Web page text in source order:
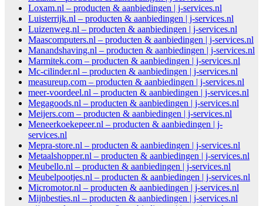
Loxam.nl – producten & aanbiedingen | j-services.nl
Luisterrijk.nl – producten & aanbiedingen | j-services.nl
Luizenweg.nl – producten & aanbiedingen | j-services.nl
Maascomputers.nl – producten & aanbiedingen | j-services.nl
Manandshaving.nl – producten & aanbiedingen | j-services.nl
Marmitek.com – producten & aanbiedingen | j-services.nl
Mc-cilinder.nl – producten & aanbiedingen | j-services.nl
measureup.com – producten & aanbiedingen | j-services.nl
meer-voordeel.nl – producten & aanbiedingen | j-services.nl
Megagoods.nl – producten & aanbiedingen | j-services.nl
Meijers.com – producten & aanbiedingen | j-services.nl
Meneerkoekepeer.nl – producten & aanbiedingen | j-
services.nl
Mepra-store.nl – producten & aanbiedingen | j-services.nl
Metaalshopper.nl – producten & aanbiedingen | j-services.nl
Meubello.nl – producten & aanbiedingen | j-services.nl
Meubelpootjes.nl – producten & aanbiedingen | j-services.nl
Micromotor.nl – producten & aanbiedingen | j-services.nl
Mijnbesties.nl – producten & aanbiedingen | j-services.nl